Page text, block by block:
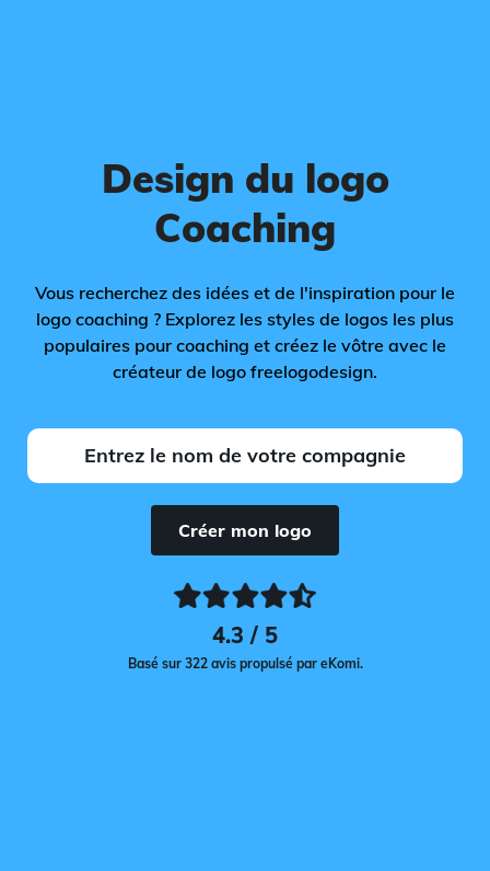
Design du logo
Coaching
Vous recherchez des idées et de l'inspiration pour le
logo coaching ? Explorez les styles de logos les plus
populaires pour coaching et créez le vôtre avec le
créateur de logo freelogodesign.
Créer mon logo
4.3 / 5
Basé sur 322 avis propulsé par eKomi.